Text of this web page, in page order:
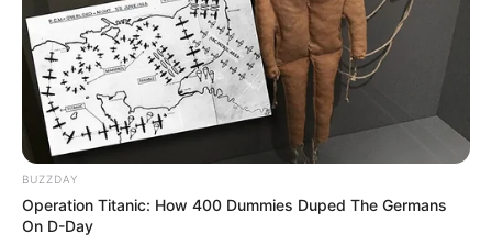
11:30 / 06 Avqust 2026 MARAQLI
NASA Yerin əsl formasınıaçıqladı
65
BUZZDAY
Operation Titanic: How 400 Dummies Duped The Germans
On D-Day